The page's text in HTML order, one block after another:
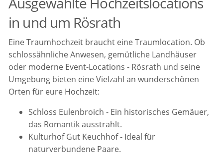
in und um Rösrath
Eine Traumhochzeit braucht eine Traumlocation. Ob
schlossähnliche Anwesen, gemütliche Landhäuser
oder moderne Event-Locations - Rösrath und seine
Umgebung bieten eine Vielzahl an wunderschönen
Orten für eure Hochzeit:
Schloss Eulenbroich - Ein historisches Gemäuer,
das Romantik ausstrahlt.
Kulturhof Gut Keuchhof - Ideal für
naturverbundene Paare.